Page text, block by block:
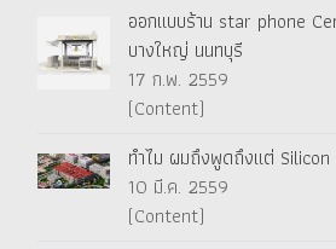
ออกแบบร้าน star phone
บางใหญ่ นนทบุรี
17 ก.พ. 2559
(Content)
ทำไม ผมถึงพูดถึงแต่ Silicon
10 มี.ค. 2559
(Content)